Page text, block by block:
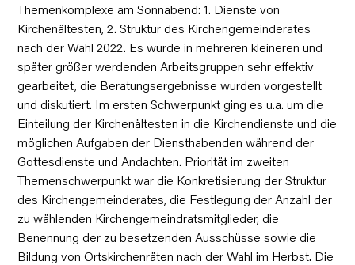
Themenkomplexe am Sonnabend: 1. Dienste von
Kirchenältesten, 2. Struktur des Kirchengemeinderates
nach der Wahl 2022. Es wurde in mehreren kleineren und
später größer werdenden Arbeitsgruppen sehr effektiv
gearbeitet, die Beratungsergebnisse wurden vorgestellt
und diskutiert. Im ersten Schwerpunkt ging es u.a. um die
Einteilung der Kirchenältesten in die Kirchendienste und die
möglichen Aufgaben der Diensthabenden während der
Gottesdienste und Andachten. Priorität im zweiten
Themenschwerpunkt war die Konkretisierung der Struktur
des Kirchengemeinderates, die Festlegung der Anzahl der
zu wählenden Kirchengemeindratsmitglieder, die
Benennung der zu besetzenden Ausschüsse sowie die
Bildung von Ortskirchenräten nach der Wahl im Herbst. Die